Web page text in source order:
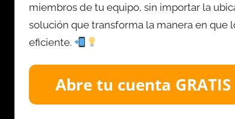
miembros de tu equipo, sin importar la
solución que transforma la manera en que
eficiente.